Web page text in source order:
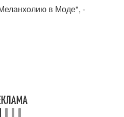
в Моде", -